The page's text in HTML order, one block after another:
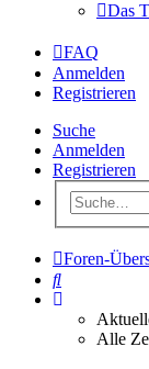
Das
FAQ
Anmelden
Registrieren
Suche
Anmelden
Registrieren
Foren-
Suche
Alle